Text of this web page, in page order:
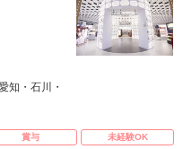
知・石川・
賞与
未経験OK